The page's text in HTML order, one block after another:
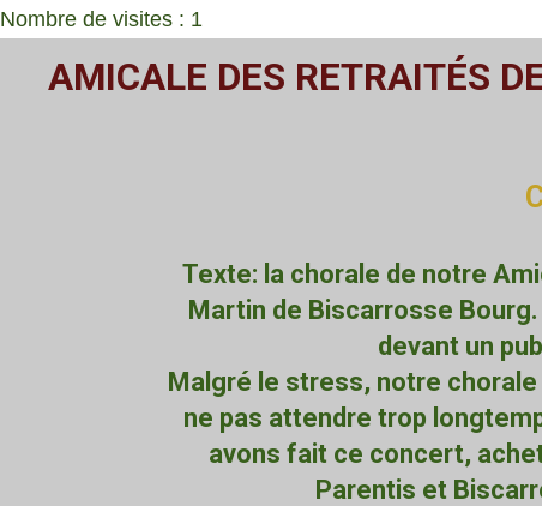
Nombre de visites : 1
Passer
AMICALE DES RETRAITÉS
Texte: la chorale de notre
Martin de Biscarrosse
devant un
Malgré le stress, notre
ne pas attendre trop
avons fait ce concert,
Parentis et